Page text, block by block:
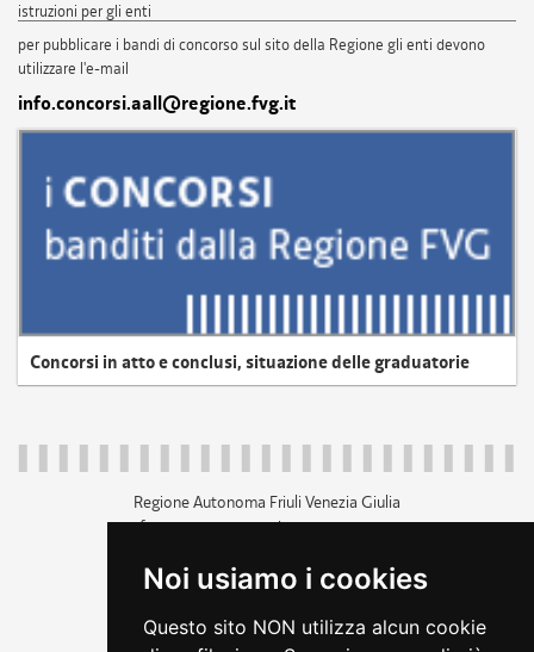
Noi usiamo i cookies
Questo sito NON utilizza alcun cookie
istruzioni per gli enti
per pubblicare i bandi di concorso sul sito della Regione gli enti devono
utilizzare l'e-mail
info.concorsi.aall@regione.fvg.it
Concorsi in atto e conclusi, situazione delle graduatorie
Regione Autonoma Friuli Venezia Giulia
c.f. 80014930327; p.iva 00526040324
+39 040 3771111